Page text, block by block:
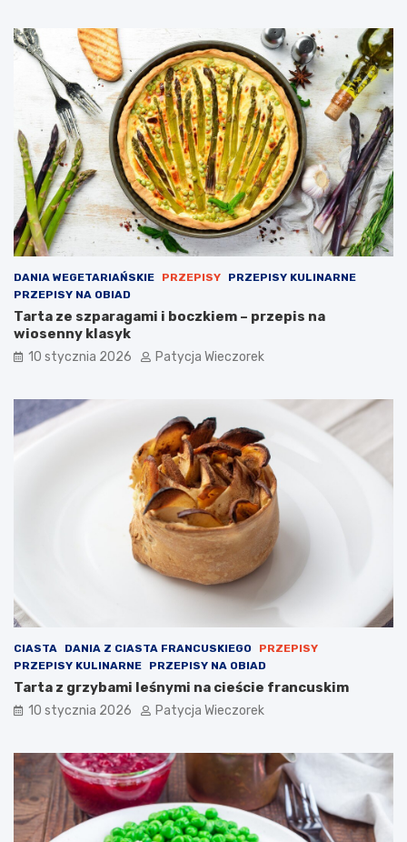
DANIA WEGETARIAŃSKIE PRZEPISY
PRZEPISY KULINARNE
PRZEPISY NA OBIAD
Tarta ze szparagami i boczkiem – przepis na
wiosenny klasyk
10 stycznia 2026 Patycja Wieczorek
CIASTA DANIA Z CIASTA FRANCUSKIEGO
PRZEPISY
PRZEPISY KULINARNE
PRZEPISY NA OBIAD
Tarta z grzybami leśnymi na cieście francuskim
10 stycznia 2026 Patycja Wieczorek